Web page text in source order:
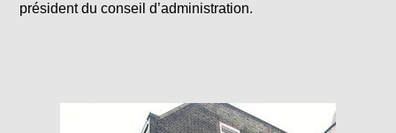
président du conseil d’administration.